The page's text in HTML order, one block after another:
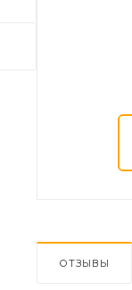
ОТЗЫВЫ